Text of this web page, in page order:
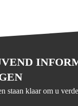
staan klaar om u